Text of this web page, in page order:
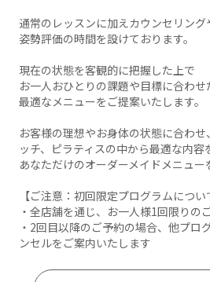
通常のレッスンに加えカウンセリング
姿勢評価の時間を設けております。
現在の状態を客観的に把握した上で
お一人おひとりの課題や目標に合わせ
最適なメニューをご提案いたします。
お客様の理想やお身体の状態に合わ
ッチ、ピラティスの中から最適な内容
あなただけのオーダーメイドメニュー
【ご注意：初回限定プログラムについ
・全店舗を通じ、お一人様1回限りの
・2回目以降のご予約の場合、他プロ
ンセルをご案内いたします